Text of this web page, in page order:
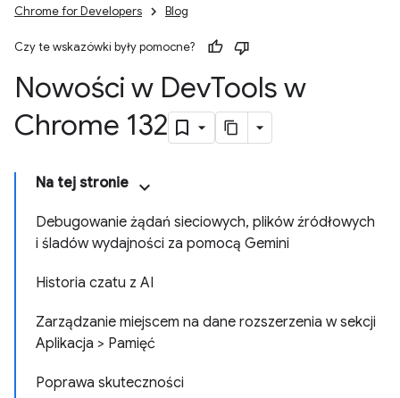
Chrome for Developers Blog
Czy te wskazówki były pomocne?
Nowości w DevTools w
Chrome 132
Na tej stronie
Debugowanie żądań sieciowych, plików źródłowych
i śladów wydajności za pomocą Gemini
Historia czatu z AI
Zarządzanie miejscem na dane rozszerzenia w sekcji
Aplikacja > Pamięć
Poprawa skuteczności